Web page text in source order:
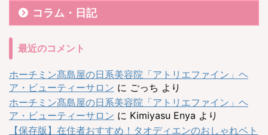
コラム・日記
最近のコメント
ホーチミン髙島屋の日系美容院「アトリエファイン」ヘ
ア・ビューティーサロン に ごっち より
ホーチミン髙島屋の日系美容院「アトリエファイン」ヘ
ア・ビューティーサロン に Kimiyasu Enya より
【保存版】在住者おすすめ！タオディエンのおしゃれベト